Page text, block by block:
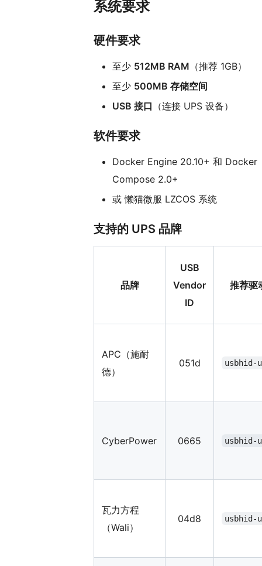
系统要求
硬件要求
至少 512MB RAM （推荐 1GB）
至少 500MB 存储空间
USB 接口 （连接 UPS 设备）
软件要求
Docker Engine 20.10+ 和 Docker
Compose 2.0+
或 懒猫微服 LZCOS 系统
支持的 UPS 品牌
品牌
USB
Vendor
ID
推荐驱
APC（施耐
德）
051d usbhid-
CyberPower 0665 usbhid-
瓦力方程
（Wali）
04d8 usbhid-